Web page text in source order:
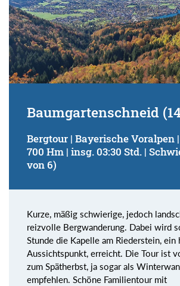
Baumgartenschneid
Bergtour | Bayerische Voralpen
700 Hm | insg. 03:30 Std. |
von 6)
Kurze, mäßig schwierige, jedoch
reizvolle Bergwanderung. Dabei wird
Stunde die Kapelle am Riederstein, ein
Aussichtspunkt, erreicht. Die Tour ist
zum Spätherbst, ja sogar als
empfehlen. Schöne Familientour mit